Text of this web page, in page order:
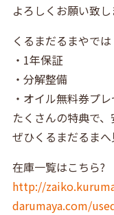
よろしくお願い致し
くるまだるまやでは
・1年保証
・分解整備
・オイル無料券プ
たくさんの特典で
ぜひくるまだるま
在庫一覧はこちら?
http://
darumaya.com/